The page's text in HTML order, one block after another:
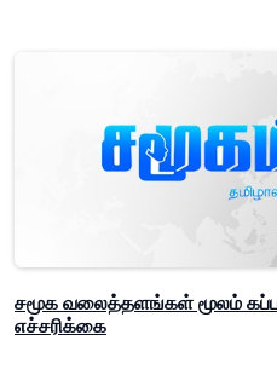
சமூக வலைத்தளங்கள் மூலம்
எச்சரிக்கை